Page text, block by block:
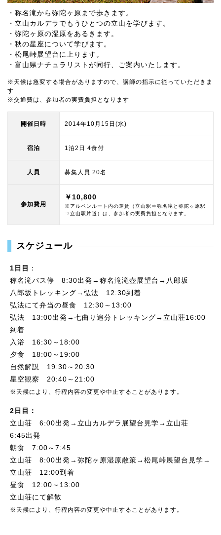
・称名滝から弥陀ヶ原まで歩きます。
・立山カルデラでもうひとつの立山を学びます。
・弥陀ヶ原の湿原をあるきます。
・秋の星座について学びます。
・松尾峠展望台に上ります。
・富山県ナチュラリストが同行、ご案内いたします。
※天候は急変する場合がありますので、講師の指示に従っていただきま
す
※交通費は、参加者の実費負担となります
開催日時 2014年10月15日(水)
宿泊 1泊2日 4食付
人員 募集人員 20名
参加費用
￥10,800
※アルペンルート内の運賃（立山駅⇒称名滝と弥陀ヶ原駅
⇒立山駅片道）は、参加者の実費負担となります。
スケジュール
1日目 ：
称名滝バス停 8:30出発→称名滝滝壺展望台→八郎坂
八郎坂トレッキング→弘法 12:30到着
弘法にて弁当の昼食 12:30～13:00
弘法 13:00出発→七曲り追分トレッキング→立山荘16:00
到着
入浴 16:30～18:00
夕食 18:00～19:00
自然解説 19:30～20:30
星空観察 20:40～21:00
※天候により、行程内容の変更や中止することがあります。
2日目：
立山荘 6:00出発→立山カルデラ展望台見学→立山荘
6:45出発
朝食 7:00～7:45
立山荘 8:00出発→弥陀ヶ原湿原散策→松尾峠展望台見学→
立山荘 12:00到着
昼食 12:00～13:00
立山荘にて解散
※天候により、行程内容の変更や中止することがあります。